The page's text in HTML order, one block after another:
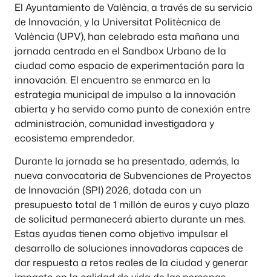
El Ayuntamiento de València, a través de su servicio
de Innovación, y la Universitat Politècnica de
València (UPV), han celebrado esta mañana una
jornada centrada en el Sandbox Urbano de la
ciudad como espacio de experimentación para la
innovación. El encuentro se enmarca en la
estrategia municipal de impulso a la innovación
abierta y ha servido como punto de conexión entre
administración, comunidad investigadora y
ecosistema emprendedor.
Durante la jornada se ha presentado, además, la
nueva convocatoria de Subvenciones de Proyectos
de Innovación (SPI) 2026, dotada con un
presupuesto total de 1 millón de euros y cuyo plazo
de solicitud permanecerá abierto durante un mes.
Estas ayudas tienen como objetivo impulsar el
desarrollo de soluciones innovadoras capaces de
dar respuesta a retos reales de la ciudad y generar